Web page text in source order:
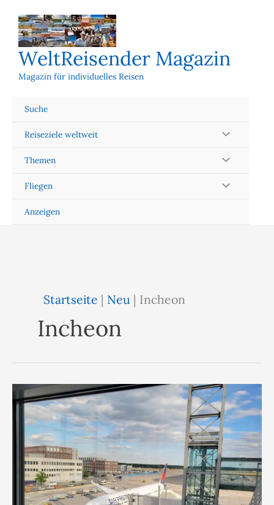
Inhalt
springen
WeltReisender Magazin
Magazin für individuelles Reisen
Suche
Reiseziele weltweit
Themen
Fliegen
Anzeigen
Startseite | Neu | Incheon
Incheon